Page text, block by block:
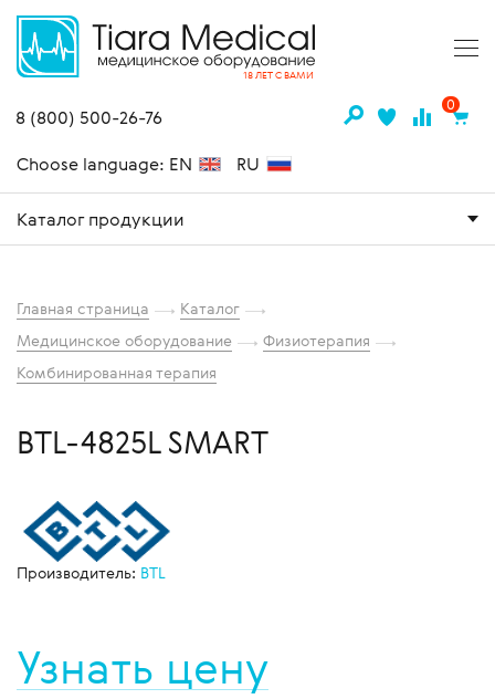
18 ЛЕТ С ВАМИ
8 (800) 500-26-76
0
Choose language: EN RU
Каталог продукции
Главная страница
Каталог
Медицинское оборудование
Физиотерапия
Комбинированная терапия
BTL-4825L SMART
Производитель: BTL
Узнать цену